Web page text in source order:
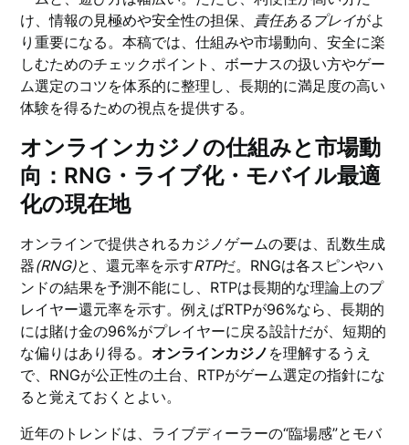
け、情報の見極めや安全性の担保、 責任あるプレイがよ
り重要になる。本稿では、仕組みや市場動向、安全に楽
しむためのチェックポイント、ボーナスの扱い方やゲー
ム選定のコツを体系的に整理し、長期的に満足度の高い
体験を得るための視点を提供する。
オンラインカジノの仕組みと市場動
向：RNG・ライブ化・モバイル最適
化の現在地
オンラインで提供されるカジノゲームの要は、乱数生成
器(RNG)と、還元率を示すRTPだ。RNGは各スピンやハ
ンドの結果を予測不能にし、RTPは長期的な理論上のプ
レイヤー還元率を示す。例えばRTPが96%なら、長期的
には賭け金の96%がプレイヤーに戻る設計だが、短期的
な偏りはあり得る。 オンラインカジノ を理解するうえ
で、RNGが公正性の土台、RTPがゲーム選定の指針にな
ると覚えておくとよい。
近年のトレンドは、ライブディーラーの“臨場感”とモバ